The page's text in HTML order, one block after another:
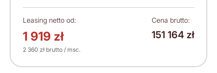
Leasing netto od:
1 919 zł
2 360 zł brutto / msc.
Cena brutto:
151 164 zł